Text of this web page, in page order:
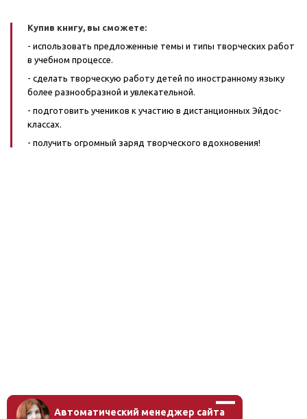
Купив книгу, вы сможете:
- использовать предложенные темы и типы творческих работ
в учебном процессе.
- сделать творческую работу детей по иностранному языку
более разнообразной и увлекательной.
- подготовить учеников к участию в дистанционных Эйдос-
классах.
- получить огромный заряд творческого вдохновения!
Автоматический менеджер сайта